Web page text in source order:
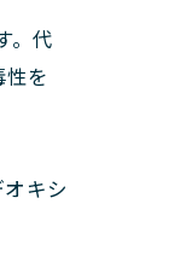
。代
を
キシ